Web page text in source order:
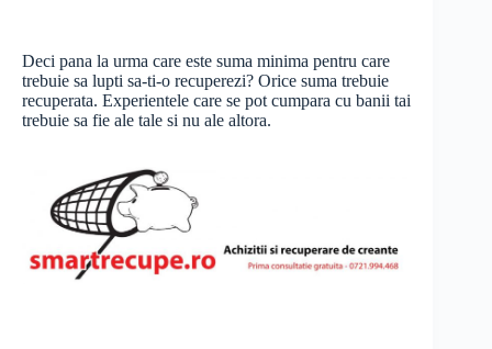
Deci pana la urma care este suma minima pentru care
trebuie sa lupti sa-ti-o recuperezi? Orice suma trebuie
recuperata. Experientele care se pot cumpara cu banii tai
trebuie sa fie ale tale si nu ale altora.